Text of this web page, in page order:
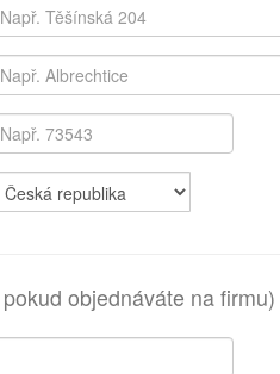
objednáváte na firmu)